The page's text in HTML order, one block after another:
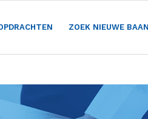
ZOEK NIEUWE BAAN